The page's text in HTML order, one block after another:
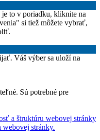
to v poriadku, kliknite na
si tiež môžete vybrať,
Váš výber sa uloží na
Sú potrebné pre
a štruktúru webovej stránky
webovej stránky.